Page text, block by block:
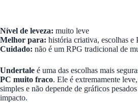
Nível de leveza: muito leve
Melhor para: história criativa, escolhas e
Cuidado: não é um RPG tradicional de
Undertale é uma das escolhas mais
PC muito fraco. Ele é extremamente
simples e não depende de gráficos
impacto.